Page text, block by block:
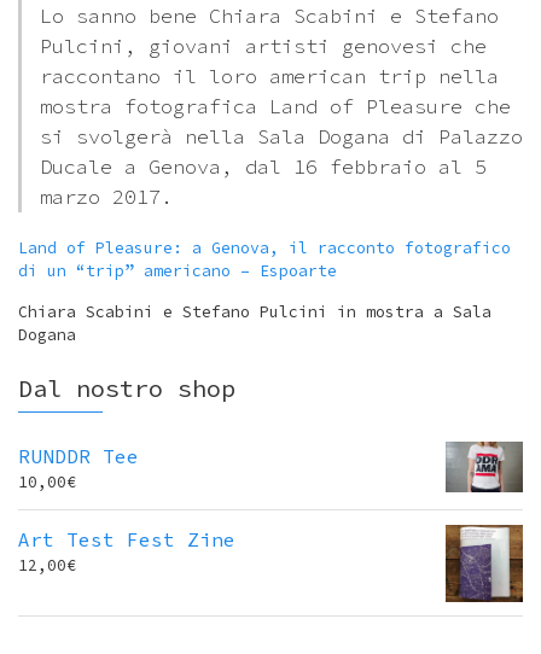
Lo sanno bene Chiara Scabini e Stefano
Pulcini, giovani artisti genovesi che
raccontano il loro american trip nella
mostra fotografica Land of Pleasure che
si svolgerà nella Sala Dogana di Palazzo
Ducale a Genova, dal 16 febbraio al 5
marzo 2017.
Land of Pleasure: a Genova, il racconto fotografico
di un “trip” americano – Espoarte
Chiara Scabini e Stefano Pulcini in mostra a Sala
Dogana
Dal nostro shop
RUNDDR Tee
10,00€
Art Test Fest Zine
12,00€